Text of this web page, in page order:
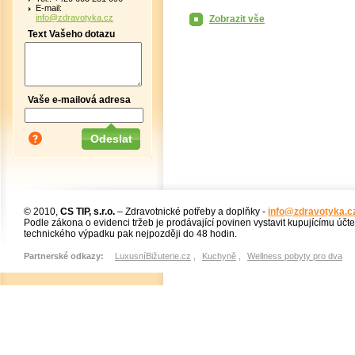
E-mail:
info@zdravotyka.cz
Text Vašeho dotazu
Vaše e-mailová adresa
Zobrazit vše
© 2010, CS TIP, s.r.o. – Zdravotnické potřeby a doplňky -
Podle zákona o evidenci tržeb je prodávající povinen vystavit kupujícímu
technického výpadku pak nejpozději do 48 hodin.
Partnerské odkazy: LuxusníBižuterie.cz Kuchyně Wellness pobyty pro dva